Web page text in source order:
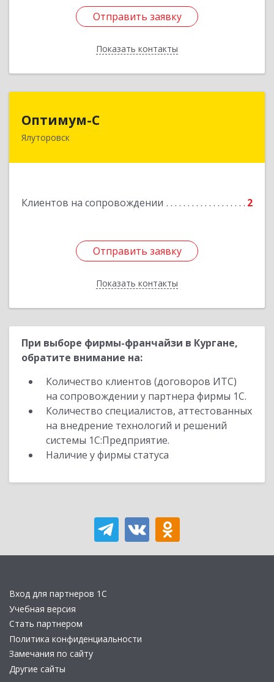
Отправить заявку
Показать контакты
Отправить заявку
Назад
Оптимум-С
Ялуторовск
Клиентов на сопровождении 2
Отправить заявку
Показать контакты
Отправить заявку
Назад
При выборе фирмы-франчайзи в Кургане,
обратите внимание на:
Количество клиентов (договоров ИТС)
на сопровождении у партнера фирмы 1С.
Количество специалистов, аттестованных
на внедрение технологий и решений
системы 1С:Предприятие.
Наличие у фирмы статуса
Вход для партнеров 1С
Учебная версия
Стать партнером
Политика конфиденциальности
Замечания по сайту
Другие сайты